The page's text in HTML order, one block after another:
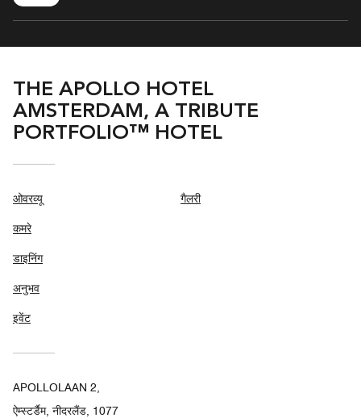
THE APOLLO HOTEL
AMSTERDAM, A TRIBUTE
PORTFOLIO™ HOTEL
ओवरव्यू
कमरे
डाइनिंग
अनुभव
इवेंट
गैलरी
APOLLOLAAN 2,
ऐम्स्टर्डैम, नीदरलैंड, 1077